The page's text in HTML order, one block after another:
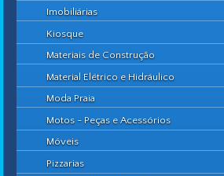
Imobiliárias
Kiosque
Materiais de Construção
Material Elétrico e Hidráulico
Moda Praia
Motos - Peças e Acessórios
Móveis
Pizzarias